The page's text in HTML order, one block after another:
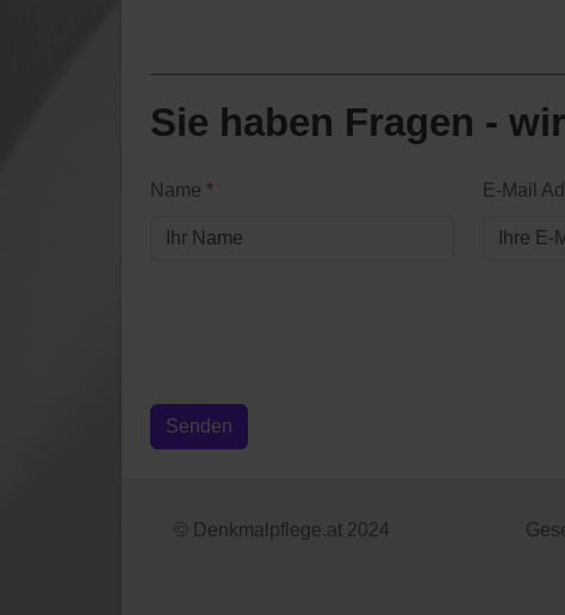
Sie haben Fragen -
Name * E-Mail
Senden
© Denkmalpflege.at 2024